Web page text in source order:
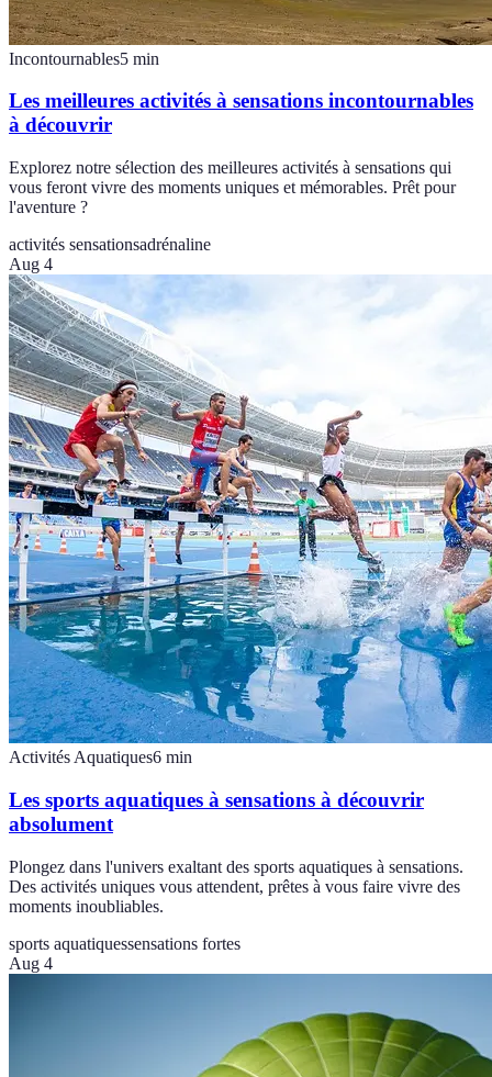
Incontournables5 min
Les meilleures activités à sensations incontournables
à découvrir
Explorez notre sélection des meilleures activités à sensations qui
vous feront vivre des moments uniques et mémorables. Prêt pour
l'aventure ?
activités sensationsadrénaline
Aug 4
Activités Aquatiques6 min
Les sports aquatiques à sensations à découvrir
absolument
Plongez dans l'univers exaltant des sports aquatiques à sensations.
Des activités uniques vous attendent, prêtes à vous faire vivre des
moments inoubliables.
sports aquatiquessensations fortes
Aug 4